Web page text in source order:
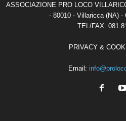
ASSOCIAZIONE PRO LOCO
- 80010 - Villaricca (NA) -
TEL/FAX:
PRIVACY &
Email: